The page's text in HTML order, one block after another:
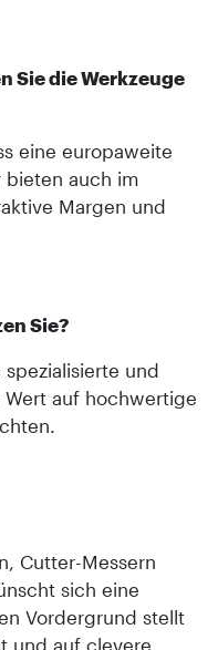
Sie die Werkzeuge
eine europaweite
bieten auch im
Margen und
Sie?
und
auf hochwertige
Cutter-Messern
sich eine
Vordergrund stellt
und auf clevere